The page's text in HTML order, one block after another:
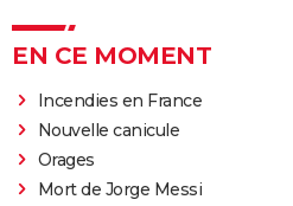
EN CE MOMENT
Incendies en France
Nouvelle canicule
Orages
Mort de Jorge Messi